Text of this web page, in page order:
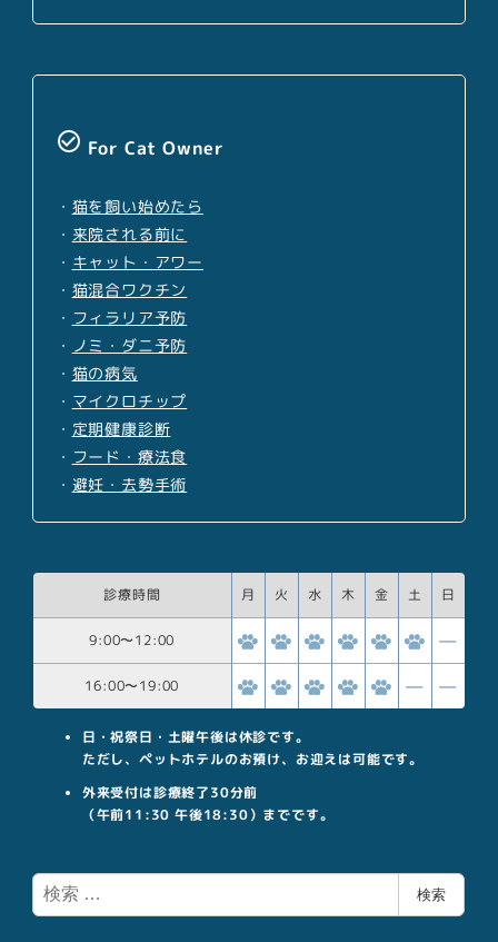
check_circle_outline For Cat Owner
・ 猫を飼い始めたら
・ 来院される前に
・ キャット・アワー
・ 猫混合ワクチン
・ フィラリア予防
・ ノミ・ダニ予防
・ 猫の病気
・ マイクロチップ
・ 定期健康診断
・ フード・療法食
・ 避妊・去勢手術
診療時間 月 火 水 木 金 土 日
9:00〜12:00
16:00〜19:00
日・祝祭日・土曜午後は休診です。
ただし、ペットホテルのお預け、お迎えは可能です。
外来受付は診療終了30分前
（午前11:30 午後18:30）までです。
検
索
検索